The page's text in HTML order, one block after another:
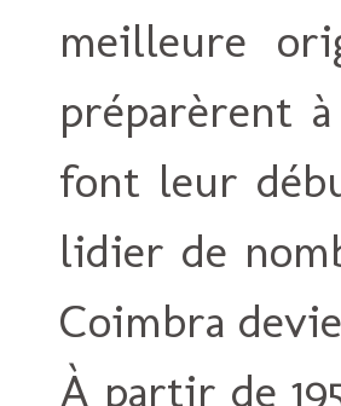
meilleure
préparèrent
font leur
lidier de
Coimbra
À partir de